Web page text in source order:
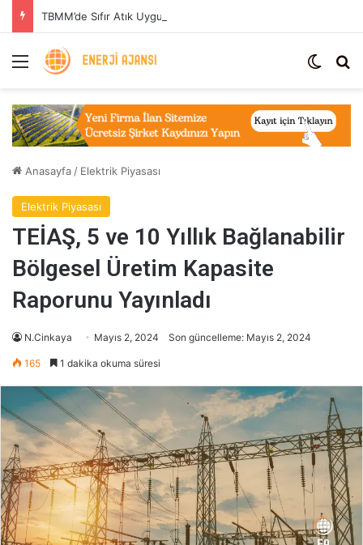
Menü Dış
Anasayfa / Elektrik Piyasası
Elektrik Piyasası
TEİAŞ, 5 ve 10 Yıllık Bağlanabilir
Bölgesel Üretim Kapasite
Raporunu Yayınladı
N.Cinkaya Mayıs 2, 2024 Son güncelleme: Mayıs 2, 2024
165 1 dakika okuma süresi